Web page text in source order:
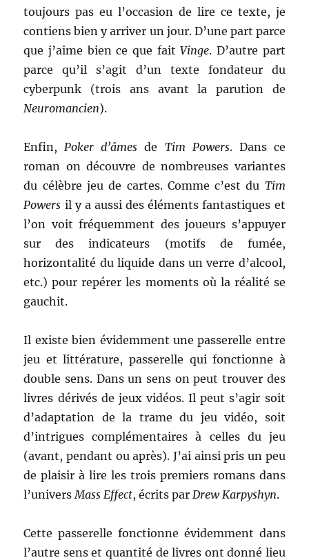
toujours pas eu l’occasion de lire ce texte, je
contiens bien y arriver un jour. D’une part parce
que j’aime bien ce que faitVinge. D’autre part
parce qu’il s’agit d’un texte fondateur du
cyberpunk (trois ans avant la parution de
Neuromancien).
Enfin,Poker d’âmes de Tim Powers. Dans ce
roman on découvre de nombreuses variantes
du célèbre jeu de cartes. Comme c’est du Tim
Powers il y a aussi des éléments fantastiques et
l’on voit fréquemment des joueurs s’appuyer
sur des indicateurs (motifs de fumée,
horizontalité du liquide dans un verre d’alcool,
etc.) pour repérer les moments où la réalité se
gauchit.
Il existe bien évidemment une passerelle entre
jeu et littérature, passerelle qui fonctionne à
double sens. Dans un sens on peut trouver des
livres dérivés de jeux vidéos. Il peut s’agir soit
d’adaptation de la trame du jeu vidéo, soit
d’intrigues complémentaires à celles du jeu
(avant, pendant ou après). J’ai ainsi pris un peu
de plaisir à lire les trois premiers romans dans
l’universMass Effect, écrits parDrew Karpyshyn.
Cette passerelle fonctionne évidemment dans
l’autre sens et quantité de livres ont donné lieu